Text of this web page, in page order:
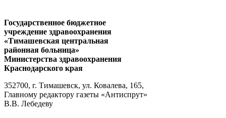
Государственное бюджетное
учреждение здравоохранения
«Тимашевская центральная
районная больница»
Министерства здравоохранения
Краснодарского края
352700, г. Тимашевск, ул. Ковалева, 165,
Главному редактору газеты «Антиспрут»
В.В. Лебедеву